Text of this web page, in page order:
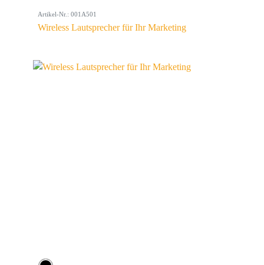
Artikel-Nr.: 001A501
Wireless Lautsprecher für Ihr Marketing